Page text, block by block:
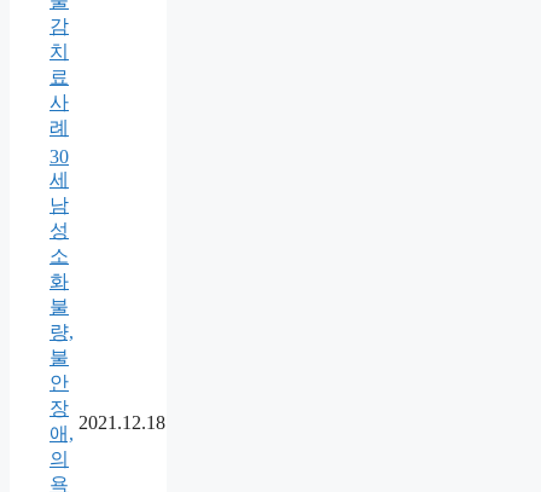
감
치
료
사
례
30
세
남
성
소
화
불
량,
불
안
장
애,
의
욕
2021.12.18